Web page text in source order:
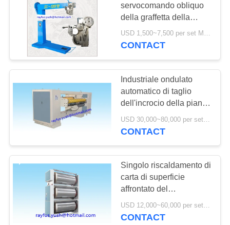
servocomando obliquo
della graffetta della
scatola della macchina
ondulata della cucitrice
USD 1,500~7,500 per set MOQ:1 insieme
CONTACT
Industriale ondulato
automatico di taglio
dell'incrocio della pianta
dell'incartonamento del
coltello elicoidale
CONTACT
Singolo riscaldamento di
carta di superficie
affrontato del
preriscaldatore della
pianta ondulata multipla
USD 12,000~60,000 per set MOQ:1 insieme
CONTACT